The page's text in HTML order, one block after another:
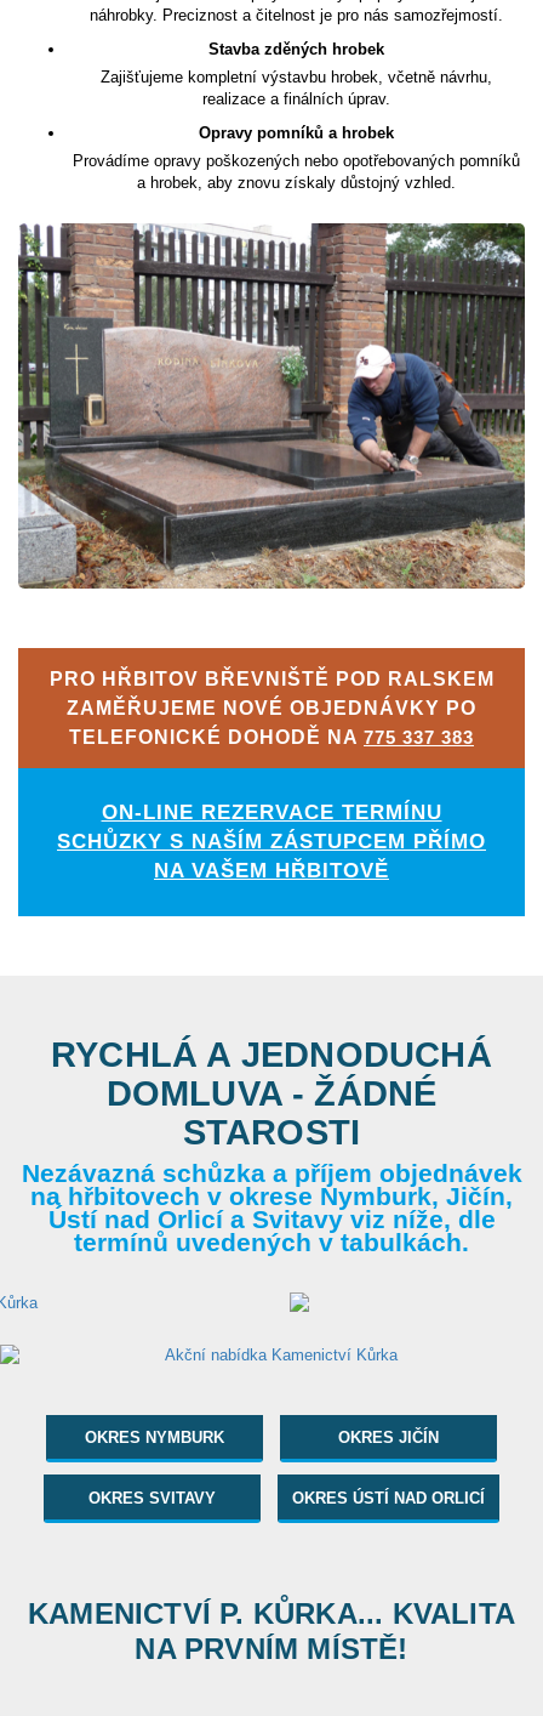
náhrobky. Preciznost a čitelnost je pro nás samozřejmostí.
Stavba zděných hrobek
Zajišťujeme kompletní výstavbu hrobek, včetně návrhu,
realizace a finálních úprav.
Opravy pomníků a hrobek
Provádíme opravy poškozených nebo opotřebovaných pomníků
a hrobek, aby znovu získaly důstojný vzhled.
PRO HŘBITOV BŘEVNIŠTĚ POD RALSKEM
ZAMĚŘUJEME NOVÉ OBJEDNÁVKY PO
TELEFONICKÉ DOHODĚ NA 775 337 383
ON-LINE REZERVACE TERMÍNU
SCHŮZKY S NAŠÍM ZÁSTUPCEM PŘÍMO
NA VAŠEM HŘBITOVĚ
RYCHLÁ A JEDNODUCHÁ
DOMLUVA - ŽÁDNÉ
STAROSTI
Nezávazná schůzka a příjem objednávek
na hřbitovech v okrese Nymburk, Jičín,
Ústí nad Orlicí a Svitavy viz níže, dle
termínů uvedených v tabulkách.
OKRES NYMBURK OKRES JIČÍN
OKRES SVITAVY OKRES ÚSTÍ NAD ORLICÍ
KAMENICTVÍ P. KŮRKA... KVALITA
NA PRVNÍM MÍSTĚ!